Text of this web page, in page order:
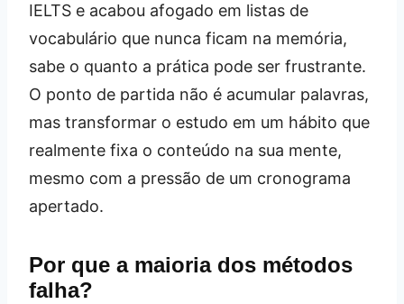
IELTS e acabou afogado em listas de
vocabulário que nunca ficam na memória,
sabe o quanto a prática pode ser frustrante.
O ponto de partida não é acumular palavras,
mas transformar o estudo em um hábito que
realmente fixa o conteúdo na sua mente,
mesmo com a pressão de um cronograma
apertado.
Por que a maioria dos métodos
falha?